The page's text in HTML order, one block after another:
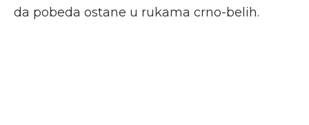
da pobeda ostane u rukama crno-belih.